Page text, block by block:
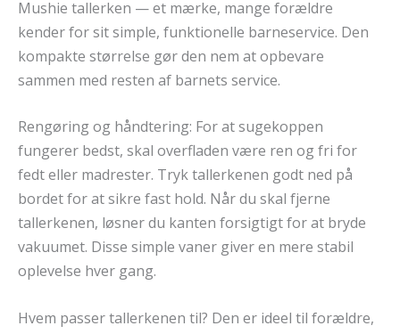
Mushie tallerken — et mærke, mange forældre
kender for sit simple, funktionelle barneservice. Den
kompak­te størrelse gør den nem at opbevare
sammen med resten af barnets service.
Rengøring og håndtering: For at sugekoppen
fungerer bedst, skal overfladen være ren og fri for
fedt eller madrester. Tryk tallerkenen godt ned på
bordet for at sikre fast hold. Når du skal fjerne
tallerkenen, løsner du kanten forsigtigt for at bryde
vakuumet. Disse simple vaner giver en mere stabil
oplevelse hver gang.
Hvem passer tallerkenen til? Den er ideel til forældre,